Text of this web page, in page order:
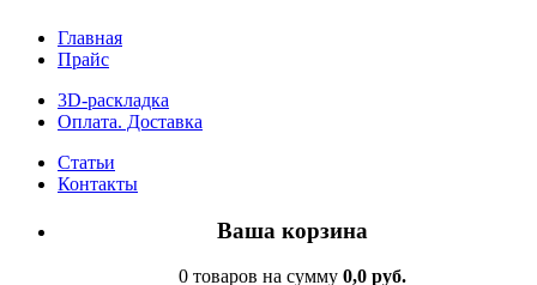
Главная
Прайс
3D-раскладка
Оплата. Доставка
Статьи
Контакты
Ваша корзина
0 товаров на сумму 0,0 руб.